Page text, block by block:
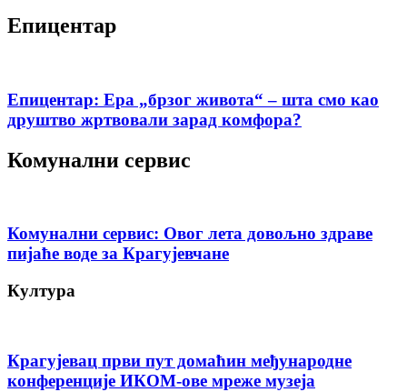
Епицентар
Епицентар: Ера „брзог живота“ – шта смо као
друштво жртвовали зарад комфора?
Комунални сервис
Комунални сервис: Овог лета довољно здраве
пијаће воде за Крагујевчане
Култура
Крагујевац први пут домаћин међународне
конференције ИКОМ-ове мреже музеја